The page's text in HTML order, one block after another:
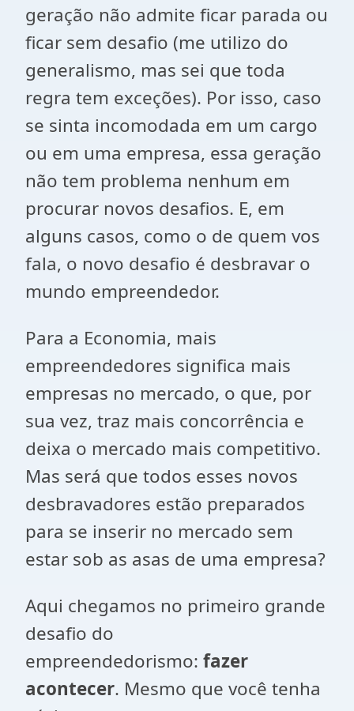
geração não admite ficar parada ou
ficar sem desafio (me utilizo do
generalismo, mas sei que toda
regra tem exceções). Por isso, caso
se sinta incomodada em um cargo
ou em uma empresa, essa geração
não tem problema nenhum em
procurar novos desafios. E, em
alguns casos, como o de quem vos
fala, o novo desafio é desbravar o
mundo empreendedor.
Para a Economia, mais
empreendedores significa mais
empresas no mercado, o que, por
sua vez, traz mais concorrência e
deixa o mercado mais competitivo.
Mas será que todos esses novos
desbravadores estão preparados
para se inserir no mercado sem
estar sob as asas de uma empresa?
Aqui chegamos no primeiro grande
desafio do
empreendedorismo: fazer
acontecer. Mesmo que você tenha